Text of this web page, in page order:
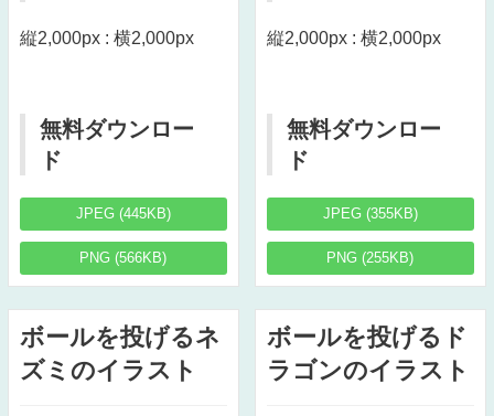
縦2,000px : 横2,000px
無料ダウンロー
ド
JPEG (445KB)
PNG (566KB)
縦2,000px : 横2,000px
無料ダウンロー
ド
JPEG (355KB)
PNG (255KB)
ボールを投げるネ
ズミのイラスト
ボールを投げるド
ラゴンのイラスト